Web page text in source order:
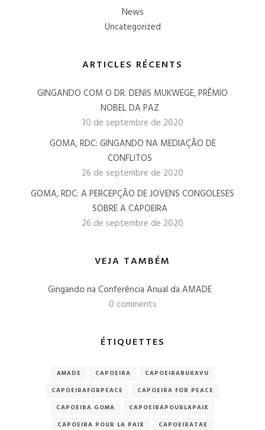
News
Uncategorized
ARTICLES RÉCENTS
GINGANDO COM O DR. DENIS MUKWEGE, PRÊMIO
NOBEL DA PAZ
30 de septembre de 2020
GOMA, RDC: GINGANDO NA MEDIAÇÃO DE
CONFLITOS
26 de septembre de 2020
GOMA, RDC: A PERCEPÇÃO DE JOVENS CONGOLESES
SOBRE A CAPOEIRA
26 de septembre de 2020
VEJA TAMBÉM
Gingando na Conferência Anual da AMADE
0 comments
ÉTIQUETTES
AMADE CAPOEIRA
CAPOEIRABUKAVU
CAPOEIRAFORPEACE
CAPOEIRA FOR PEACE
CAPOEIRA GOMA
CAPOEIRAPOURLAPAIX
CAPOEIRA POUR LA PAIX
CAPOEIRATAE